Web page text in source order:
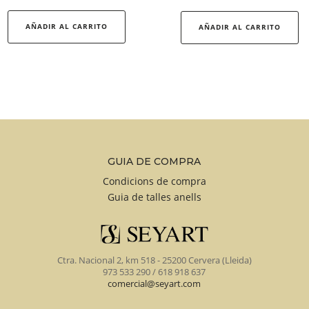
AÑADIR AL CARRITO AÑADIR AL CARRITO
GUIA DE COMPRA
Condicions de compra
Guia de talles anells
Ctra. Nacional 2, km 518 - 25200 Cervera (Lleida)
973 533 290 / 618 918 637
comercial@seyart.com